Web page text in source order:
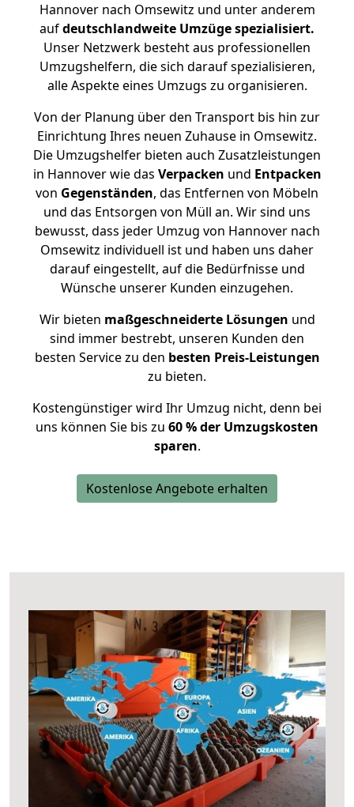
Hannover nach Omsewitz und unter anderem
aufdeutschlandweite Umzüge spezialisiert.
Unser Netzwerk besteht aus professionellen
Umzugshelfern, die sich darauf spezialisieren,
alle Aspekte eines Umzugs zu organisieren.
Von der Planung über den Transport bis hin zur
Einrichtung Ihres neuen Zuhause in Omsewitz.
Die Umzugshelfer bieten auch Zusatzleistungen
in Hannover wie das Verpacken und Entpacken
von Gegenständen, das Entfernen von Möbeln
und das Entsorgen von Müll an. Wir sind uns
bewusst, dass jeder Umzug von Hannover nach
Omsewitz individuell ist und haben uns daher
darauf eingestellt, auf die Bedürfnisse und
Wünsche unserer Kunden einzugehen.
Wir bieten maßgeschneiderte Lösungen und
sind immer bestrebt, unseren Kunden den
besten Service zu den besten Preis-Leistungen
zu bieten.
Kostengünstiger wird Ihr Umzug nicht, denn bei
uns können Sie bis zu 60 % der Umzugskosten
sparen.
Kostenlose Angebote erhalten